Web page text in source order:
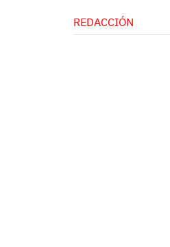
REDACCIÓN